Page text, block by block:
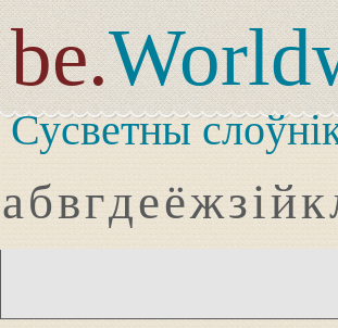
be.
Сусветны
абвгдеёжзійк